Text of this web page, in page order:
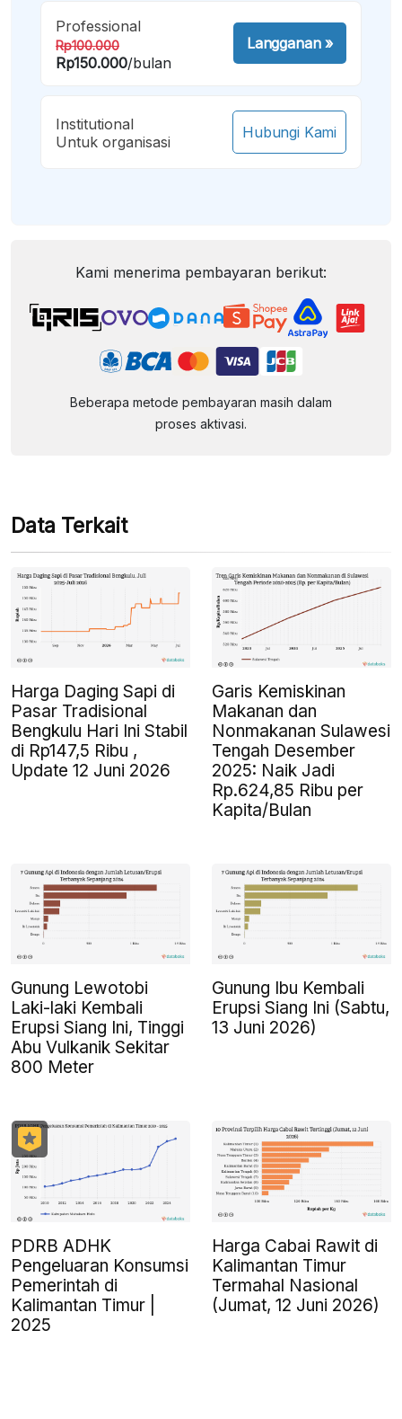
Professional
Rp100.000
Rp150.000/bulan
Langganan»
Institutional
Untuk organisasi
Hubungi Kami
Kami menerima pembayaran berikut:
Beberapa metode pembayaran masih dalam
proses aktivasi.
Data Terkait
Harga Daging Sapi di
Pasar Tradisional
Bengkulu Hari Ini Stabil
di Rp147,5 Ribu ,
Update 12 Juni 2026
Garis Kemiskinan
Makanan dan
Nonmakanan Sulawesi
Tengah Desember
2025: Naik Jadi
Rp.624,85 Ribu per
Kapita/Bulan
Gunung Lewotobi
Laki-laki Kembali
Erupsi Siang Ini, Tinggi
Abu Vulkanik Sekitar
800 Meter
Gunung Ibu Kembali
Erupsi Siang Ini (Sabtu,
13 Juni 2026)
PDRB ADHK
Pengeluaran Konsumsi
Pemerintah di
Kalimantan Timur |
2025
Harga Cabai Rawit di
Kalimantan Timur
Termahal Nasional
(Jumat, 12 Juni 2026)